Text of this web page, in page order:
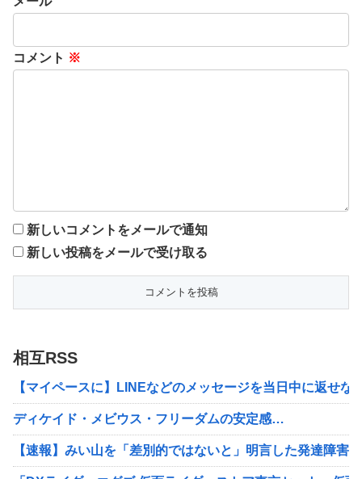
コメント ※
新しいコメントをメールで通知
新しい投稿をメールで受け取る
相互RSS
【マイペースに】LINEなどのメッセージを当日中に返せな
ディケイド・メビウス・フリーダムの安定感…
【速報】みい山を「差別的ではないと」明言した発達障害